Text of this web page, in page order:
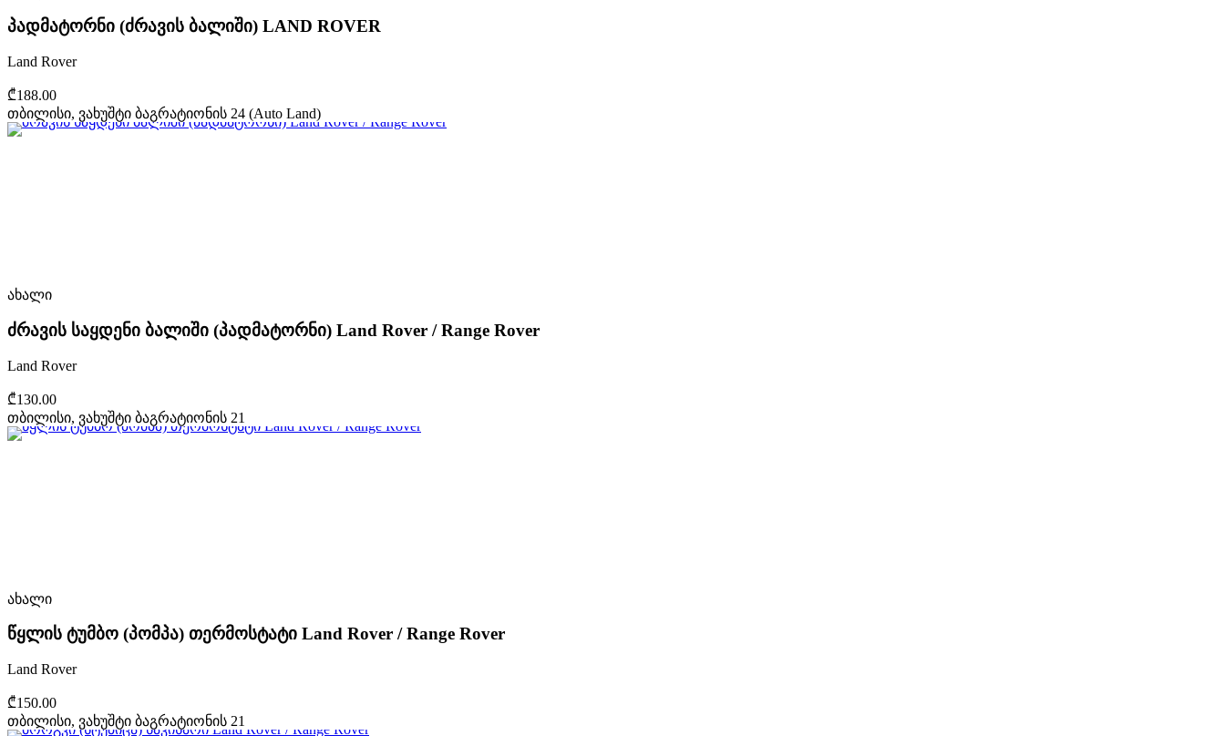
პადმატორნი (ძრავის ბალიში) LAND ROVER
Land Rover
₾188.00
თბილისი, ვახუშტი ბაგრატიონის 24 (Auto Land)
ახალი
ძრავის საყდენი ბალიში (პადმატორნი) Land Rover / Range Rover
Land Rover
₾130.00
თბილისი, ვახუშტი ბაგრატიონის 21
ახალი
წყლის ტუმბო (პომპა) თერმოსტატი Land Rover / Range Rover
Land Rover
₾150.00
თბილისი, ვახუშტი ბაგრატიონის 21